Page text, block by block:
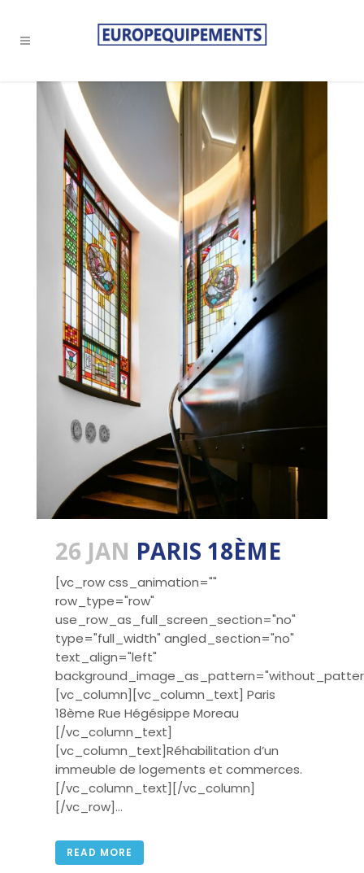
26 JAN PARIS 18ÈME
[vc_row css_animation=""
row_type="row"
use_row_as_full_screen_section="no"
type="full_width" angled_section="no"
text_align="left"
[vc_column][vc_column_text] Paris
18ème Rue Hégésippe Moreau
[/vc_column_text]
[vc_column_text]Réhabilitation d’un
immeuble de logements et commerces.
[/vc_column_text][/vc_column]
[/vc_row]...
READ MORE